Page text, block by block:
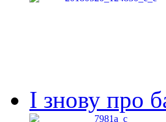
І знову про